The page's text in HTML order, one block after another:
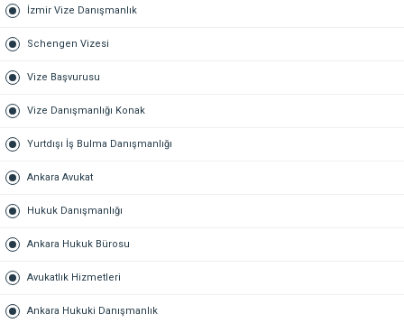
İzmir Vize Danışmanlık
Schengen Vizesi
Vize Başvurusu
Vize Danışmanlığı Konak
Yurtdışı İş Bulma Danışmanlığı
Ankara Avukat
Hukuk Danışmanlığı
Ankara Hukuk Bürosu
Avukatlık Hizmetleri
Ankara Hukuki Danışmanlık